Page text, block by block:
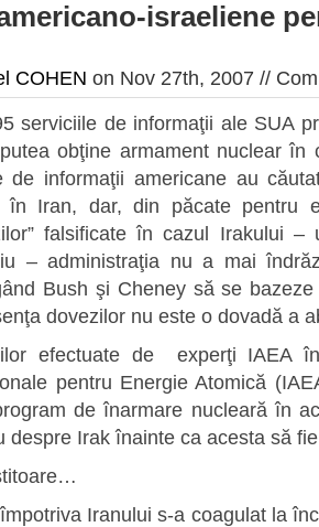
israeliene
COHEN on Nov 27th, 2007 //
serviciile de informaţii ale SUA
obţine armament nuclear
de informaţii americane au
în Iran, dar, din păcate pentru
falsificate în cazul Irakului –
– administraţia nu a mai
Bush şi Cheney să se
dovezilor nu este o dovadă a
efectuate de experţi IAEA
pentru Energie Atomică
de înarmare nucleară în
despre Irak înainte ca acesta să
Iranului s-a coagulat la